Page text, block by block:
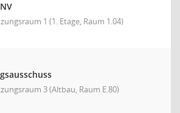
1 (1. Etage, Raum 1.04)
3 (Altbau, Raum E.80)